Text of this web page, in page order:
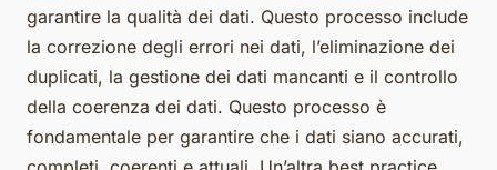
garantire la qualità dei dati. Questo processo include
la correzione degli errori nei dati, l’eliminazione dei
duplicati, la gestione dei dati mancanti e il controllo
della coerenza dei dati. Questo processo è
fondamentale per garantire che i dati siano accurati,